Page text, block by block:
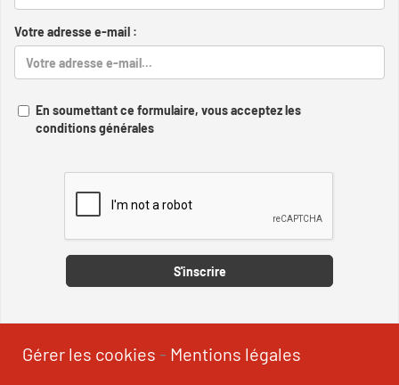
Votre adresse e-mail :
En soumettant ce formulaire, vous acceptez les
conditions générales
S'inscrire
Gérer les cookies - Mentions légales